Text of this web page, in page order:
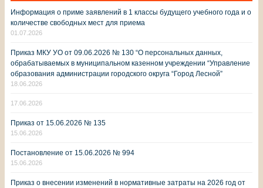
Информация о приме заявлений в 1 классы будущего учебного года и о
количестве свободных мест для приема
01.07.2026
Приказ МКУ УО от 09.06.2026 № 130 “О персональных данных,
обрабатываемых в муниципальном казенном учреждении “Управление
образования администрации городского округа “Город Лесной”
18.06.2026
17.06.2026
Приказ от 15.06.2026 № 135
15.06.2026
Постановление от 15.06.2026 № 994
15.06.2026
Приказ о внесении изменений в нормативные затраты на 2026 год от